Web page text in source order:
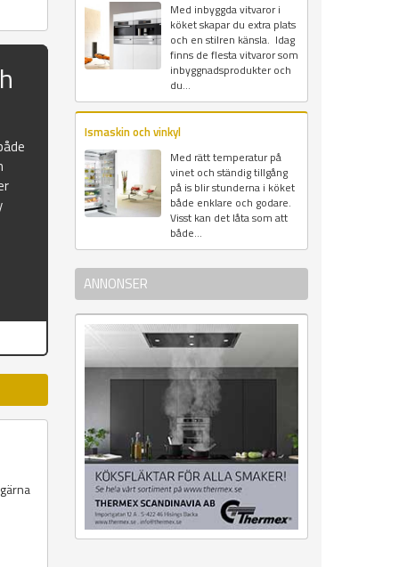
Med inbyggda vitvaror i
köket skapar du extra plats
och en stilren känsla. Idag
finns de flesta vitvaror som
inbyggnadsprodukter och
du...
Ismaskin och vinkyl
Med rätt temperatur på
vinet och ständig tillgång
på is blir stunderna i köket
både enklare och godare.
Visst kan det låta som att
både...
ANNONSER